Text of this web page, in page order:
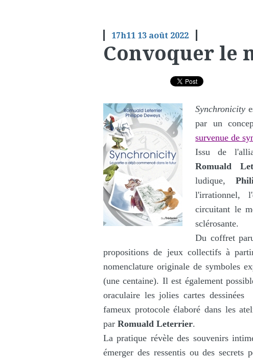
17h11 13 août 2022
Convoquer le
Synchronicity
par un
survenue de
Issu de
Romuald
ludique,
l'irrationnel,
circuitant le
sclérosante.
Du coffret
propositions de jeux collectifs à
nomenclature originale de symboles
(une centaine). Il est également
oraculaire les jolies cartes dessinées
fameux protocole élaboré dans les
par Romuald Leterrier.
La pratique révèle des souvenirs
émerger des ressentis ou des secrets